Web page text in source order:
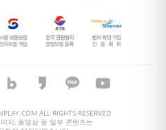
ALL RIGHTS RESERVED
지, 동영상 등 일부 콘텐츠는